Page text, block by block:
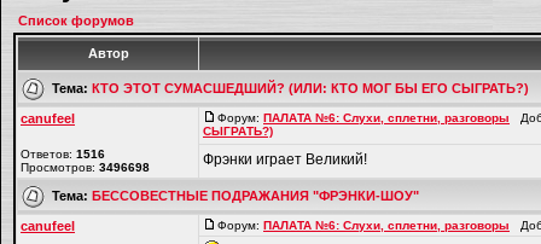
Список форумов
Автор
Тема: КТО ЭТОТ СУМАСШЕДШИЙ? (ИЛИ: КТО МОГ БЫ ЕГО СЫГРАТЬ?)
canufeel
Ответов: 1516
Просмотров: 3496698
Форум: ПАЛАТА №6: Слухи, сплетни, разговоры
СЫГРАТЬ?)
Фрэнки играет Великий!
Тема: БЕССОВЕСТНЫЕ ПОДРАЖАНИЯ "ФРЭНКИ-ШОУ"
canufeel Форум: ПАЛАТА №6: Слухи, сплетни, разговоры